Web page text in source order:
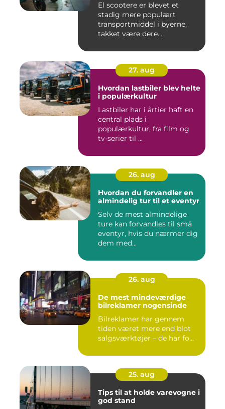
El scootere er blevet et
stadig mere populært
transportmiddel i byerne,
takket være dere...
27. aug
Hvordan lastbiler blev helte
i populærkultur
Lastbiler har i årtier haft en
central plads i
populærkultur, fra film og
tv-serier til ...
26. aug
Hvordan du forvandler en
almindelig tur til et eventyr
Selv de mest almindelige
ture kan forvandles til små
eventyr, hvis du nærmer dig
dem med...
26. aug
De mest mindeværdige
bilreklamer nogensinde
Bilreklamer har gennem
tiden været mere end blot
salgsværktøjer – de har fo...
25. aug
Tips til at holde varevogne i
god stand